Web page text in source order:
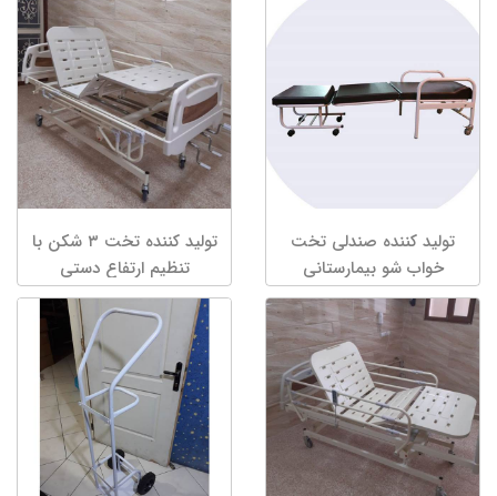
تولید کننده صندلی تخت
خواب شو بیمارستانی
تولید کننده تخت ۳ شکن با
تنظیم ارتفاع دستی